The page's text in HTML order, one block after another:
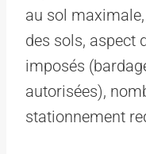
au sol
des sols, aspect
imposés
autorisées),
stationnement